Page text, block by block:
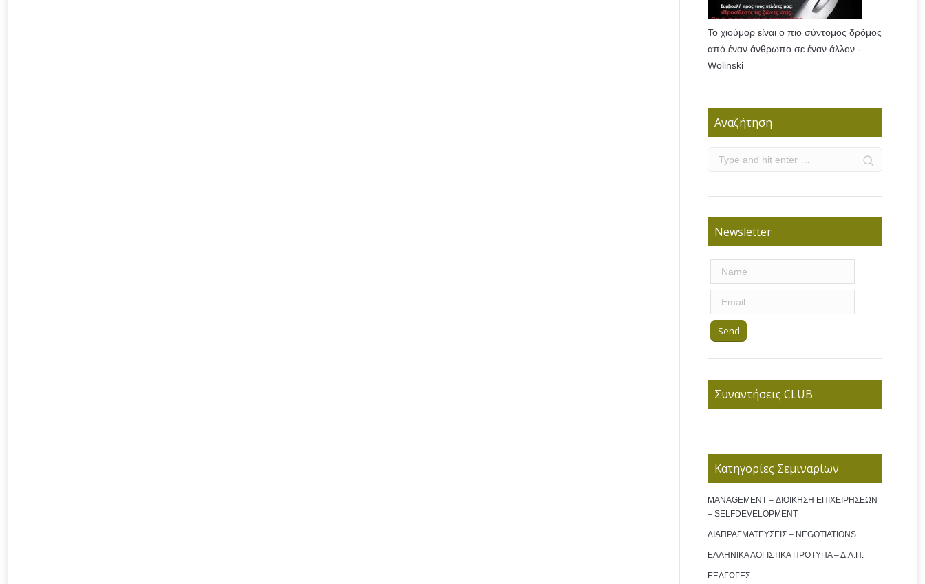
Το χιούμορ είναι ο πιο σύντομος δρόμος
από έναν άνθρωπο σε έναν άλλον -
Wolinski
Αναζήτηση
Newsletter
Συναντήσεις CLUB
Κατηγορίες Σεμιναρίων
MANAGEMENT – ΔΙΟΙΚΗΣΗ ΕΠΙΧΕΙΡΗΣΕΩΝ
– SELFDEVELOPMENT
ΔΙΑΠΡΑΓΜΑΤΕΥΣΕΙΣ – NEGOTIATIONS
ΕΛΛΗΝΙΚΑ ΛΟΓΙΣΤΙΚΑ ΠΡΟΤΥΠΑ – Δ.Λ.Π.
ΕΞΑΓΩΓΕΣ